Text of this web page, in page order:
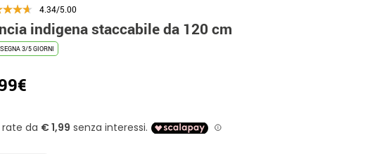
4.34/5.00
indigena staccabile da 120 cm
3/5 GIORNI